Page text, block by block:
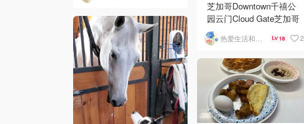
芝加哥Downtown千禧公
园云门Cloud Gate芝加哥
河街景❤️鳞次栉比的高楼
热爱生活和自由的轻舞飞扬 18 2